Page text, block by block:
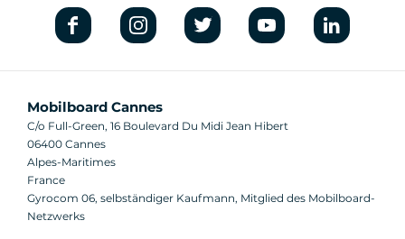
Mobilboard Cannes
C/o Full-Green, 16 Boulevard Du Midi Jean Hibert
06400 Cannes
Alpes-Maritimes
France
Gyrocom 06, selbständiger Kaufmann, Mitglied des Mobilboard-
Netzwerks